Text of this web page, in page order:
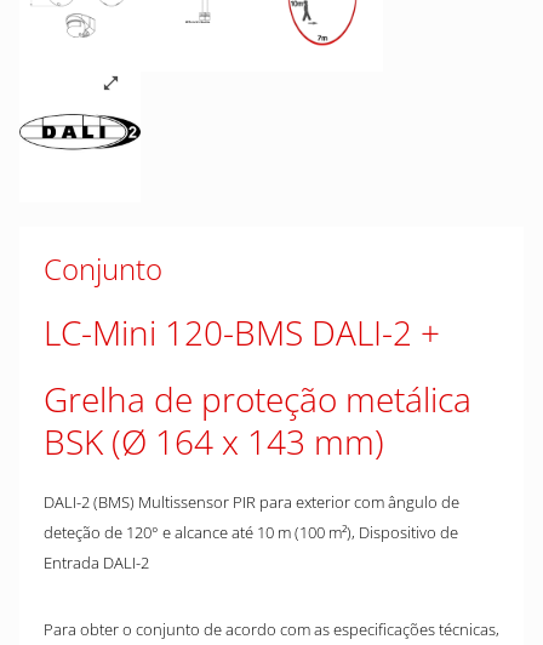
Conjunto
LC-Mini 120-BMS DALI-2
Grelha de proteção metálica
BSK (Ø 164 x 143 mm)
DALI-2 (BMS) Multissensor PIR para exterior com ângulo de
deteção de 120° e alcance até 10 m (100 m²), Dispositivo de
Entrada DALI-2
Para obter o conjunto de acordo com as especificações técnicas,